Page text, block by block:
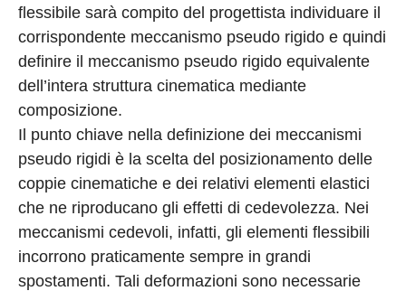
flessibile sarà compito del progettista individuare il
corrispondente meccanismo pseudo rigido e quindi
definire il meccanismo pseudo rigido equivalente
dell’intera struttura cinematica mediante
composizione.
Il punto chiave nella definizione dei meccanismi
pseudo rigidi è la scelta del posizionamento delle
coppie cinematiche e dei relativi elementi elastici
che ne riproducano gli effetti di cedevolezza. Nei
meccanismi cedevoli, infatti, gli elementi flessibili
incorrono praticamente sempre in grandi
spostamenti. Tali deformazioni sono necessarie